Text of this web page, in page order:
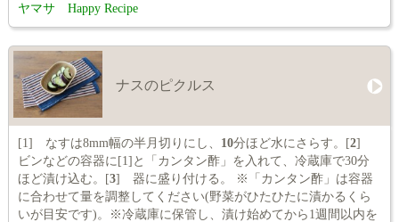
ヤマサ Happy Recipe
ナスのピクルス
[1] なすは8mm幅の半月切りにし、 10分ほど水にさらす。[2]
ビンなどの容器に[1]と「カンタン酢」を入れて、冷蔵庫で30分
ほど漬け込む。[3] 器に盛り付ける。 ※「カンタン酢」は容器
に合わせて量を調整してください(野菜がひたひたに漬かるくら
いが目安です)。※冷蔵庫に保管し、漬け始めてから1週間以内を